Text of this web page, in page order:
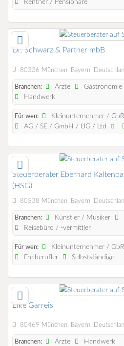
Rentner / Pensionäre
Dr. Schwarz & Partner mbB
80336 München, Bayern,
Branchen: Ärzte
Handwerk
Für wen:
Kleinunternehmer /
AG / SE / GmbH / UG / Ltd.
Steuerberater Eberhard
(HSG)
80538 München, Bayern,
Branchen: Künstler / Musiker
Reisebüro / -vermittler
Für wen:
Kleinunternehmer /
Freiberufler
Selbstständige
Elke Garreis
80469 München, Bayern,
Branchen: Ärzte
Handwerk